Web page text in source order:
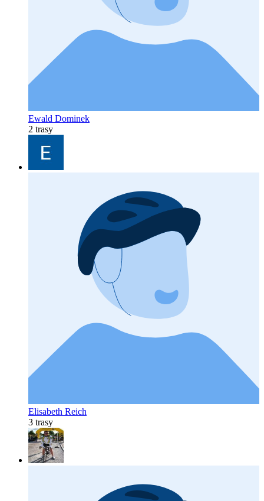
Ewald Dominek
2 trasy
Elisabeth Reich
3 trasy